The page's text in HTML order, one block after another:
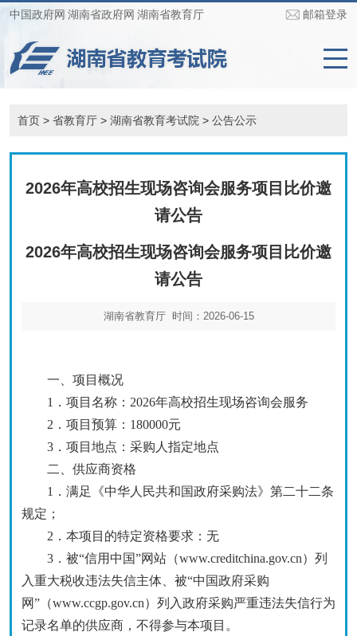
中国政府网 湖南省政府网 湖南省教育厅 邮箱登录
首页 > 省教育厅 > 湖南省教育考试院 > 公告公示
2026年高校招生现场咨询会服务项目比价邀
请公告
2026年高校招生现场咨询会服务项目比价邀
请公告
湖南省教育厅 时间：2026-06-15
一、项目概况
1．项目名称：2026年高校招生现场咨询会服务
2． 项目预算 ： 180000元
3．项目地点： 采购人指定地点
二、 供应商资格
1．满足《中华人民共和国政府采购法》第二十二条
规定；
2．本项目的特定资格要求： 无
3．被“信用中国”网站（www.creditchina.gov.cn）列
入重大税收违法失信主体、被“中国政府采购
网”（www.ccgp.gov.cn）列入政府采购严重违法失信行为
记录名单的供应商，不得参与本项目。